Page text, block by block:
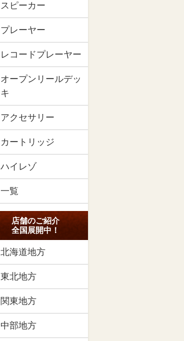
スピーカー
プレーヤー
レコードプレーヤー
オープンリールデッ
キ
アクセサリー
カートリッジ
ハイレゾ
一覧
店舗のご紹介
全国展開中！
北海道地方
東北地方
関東地方
中部地方